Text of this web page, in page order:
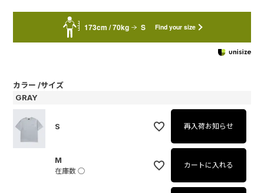
173cm / 70kg S Find your size
カラー サイズ
GRAY
S 再入荷お知らせ
M
在庫数 ○
カートに入れる